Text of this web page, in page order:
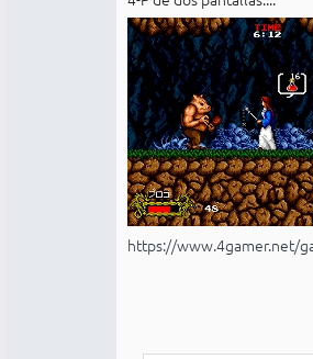
https://www.4gamer.net/